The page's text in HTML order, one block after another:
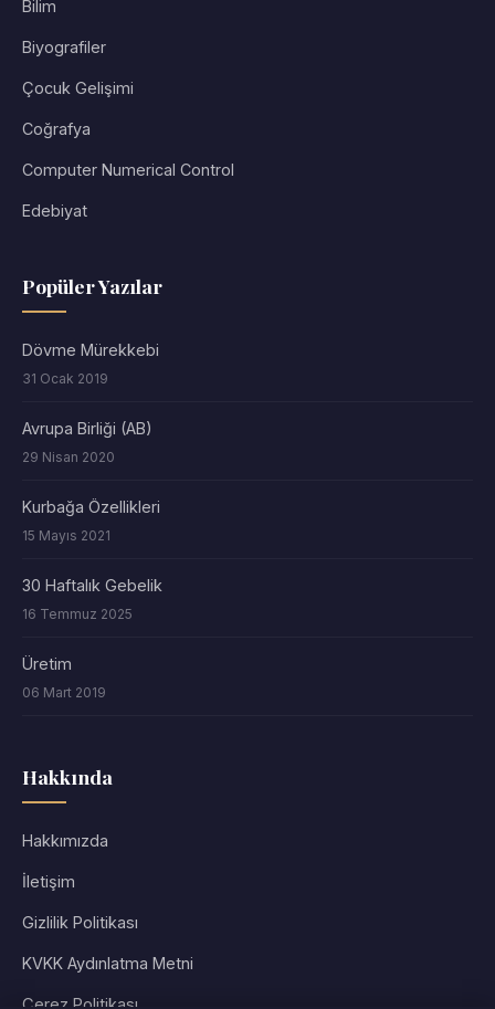
Bilim
Biyografiler
Çocuk Gelişimi
Coğrafya
Computer Numerical Control
Edebiyat
Popüler Yazılar
Dövme Mürekkebi
31 Ocak 2019
Avrupa Birliği (AB)
29 Nisan 2020
Kurbağa Özellikleri
15 Mayıs 2021
30 Haftalık Gebelik
16 Temmuz 2025
Üretim
06 Mart 2019
Hakkında
Hakkımızda
İletişim
Gizlilik Politikası
KVKK Aydınlatma Metni
Çerez Politikası